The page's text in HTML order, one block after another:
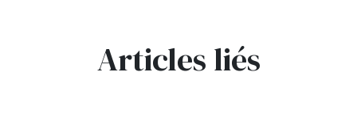
Articles liés